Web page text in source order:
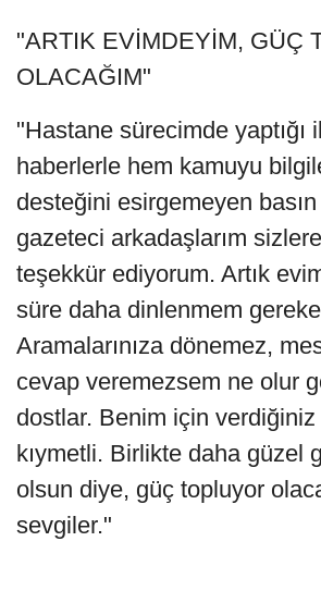
"ARTIK EVİMDEYİM, GÜÇ
OLACAĞIM"
"Hastane sürecimde yaptığı
haberlerle hem kamuyu
desteğini esirgemeyen
gazeteci arkadaşlarım
teşekkür ediyorum. Artık
süre daha dinlenmem
Aramalarınıza dönemez,
cevap veremezsem ne olur
dostlar. Benim için
kıymetli. Birlikte daha güzel
olsun diye, güç topluyor
sevgiler."